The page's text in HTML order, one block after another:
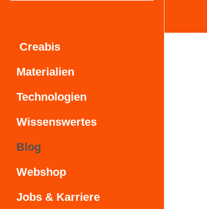
Creabis
Materialien
Technologien
Wissenswertes
Blog
Webshop
Jobs & Karriere